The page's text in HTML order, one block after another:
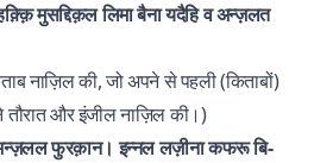
मुसद्दिक़ल लिमा बैना यदैहि व अन्ज़लत
नाज़िल की, जो अपने से पहली (किताबों)
और इंजील नाज़िल की।)
फुरक़ान। इन्नल लज़ीना कफरू बि-